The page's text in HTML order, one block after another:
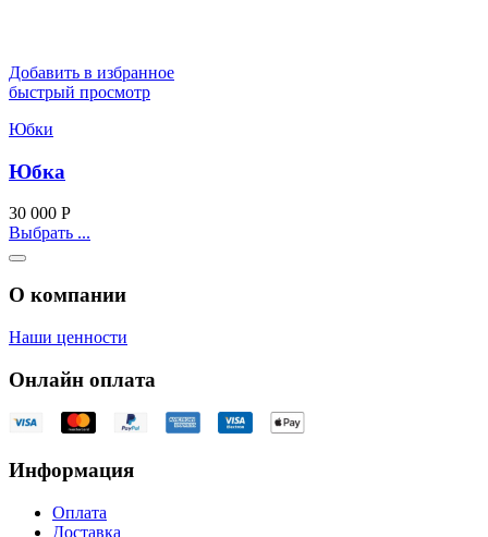
Добавить в избранное
быстрый просмотр
Юбки
Юбка
30 000 Р
Выбрать ...
О компании
Наши ценности
Онлайн оплата
Информация
Оплата
Доставка